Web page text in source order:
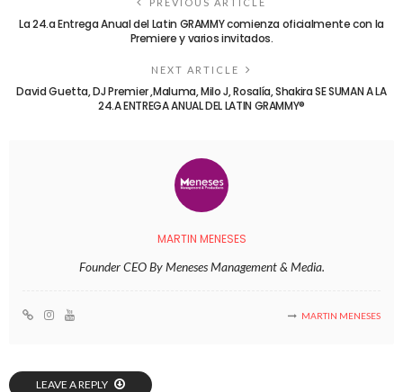
La 24.a Entrega Anual del Latin GRAMMY comienza oficialmente con la
Premiere y varios invitados.
NEXT ARTICLE
David Guetta, DJ Premier ,Maluma, Milo J, Rosalía, Shakira SE SUMAN A LA
24.A ENTREGA ANUAL DEL LATIN GRAMMY®
MARTIN MENESES
Founder CEO By Meneses Management & Media.
MARTIN MENESES
LEAVE A REPLY